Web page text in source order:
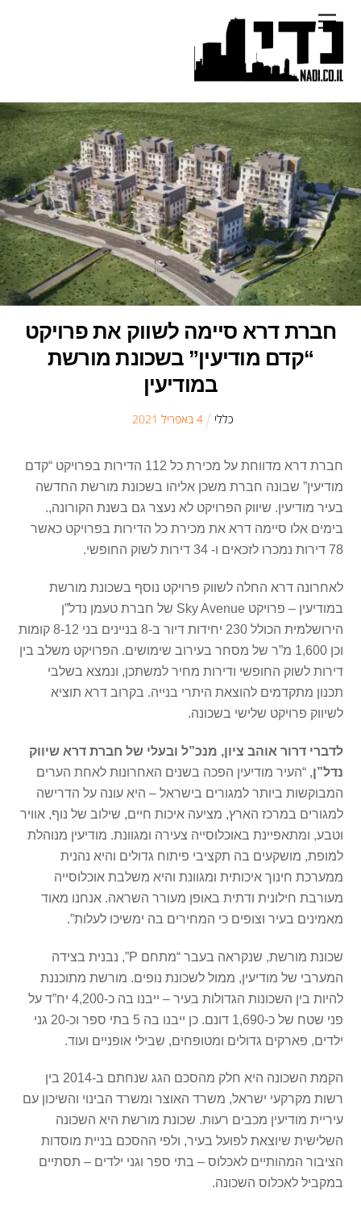
content
Menu
חברת דרא סיימה לשווק את פרויקט
“קדם מודיעין” בשכונת מורשת
במודיעין
כללי 4באפריל 2021
חברת דרא מדווחת על מכירת כל 112 הדירות בפרויקט “קדם
מודיעין” שבונה חברת משכן אליהו בשכונת מורשת החדשה
בעיר מודיעין. שיווק הפרויקט לא נעצר גם בשנת הקורונה,.
בימים אלו סיימה דרא את מכירת כל הדירות בפרויקט כאשר
78 דירות נמכרו לזכאים ו- 34 דירות לשוק החופשי.
לאחרונה דרא החלה לשווק פרויקט נוסף בשכונת מורשת
במודיעין – פרויקט Sky Avenue של חברת טעמן נדל”ן
הירושלמית הכולל 230 יחידות דיור ב-8 בניינים בני 8-12 קומות
וכן 1,600 מ”ר של מסחר בעירוב שימושים. הפרויקט משלב בין
דירות לשוק החופשי ודירות מחיר למשתכן, ונמצא בשלבי
תכנון מתקדמים להוצאת היתרי בנייה. בקרוב דרא תוציא
לשיווק פרויקט שלישי בשכונה.
לדברי דרור אוהב ציון, מנכ”ל ובעלי של חברת דרא שיווק
נדל”ן, “העיר מודיעין הפכה בשנים האחרונות לאחת הערים
המבוקשות ביותר למגורים בישראל – היא עונה על הדרישה
למגורים במרכז הארץ, מציעה איכות חיים, שילוב של נוף, אוויר
וטבע, ומתאפיינת באוכלוסייה צעירה ומגוונת. מודיעין מנוהלת
למופת, מושקעים בה תקציבי פיתוח גדולים והיא נהנית
ממערכת חינוך איכותית ומגוונת והיא משלבת אוכלוסייה
מעורבת חילונית ודתית באופן מעורר השראה. אנחנו מאוד
מאמינים בעיר וצופים כי המחירים בה ימשיכו לעלות”.
שכונת מורשת, שנקראה בעבר “מתחם P”, נבנית בצידה
המערבי של מודיעין, ממול לשכונת נופים. מורשת מתוכננת
להיות בין השכונות הגדולות בעיר – ייבנו בה כ-4,200 יח”ד על
פני שטח של כ-1,690 דונם. כן ייבנו בה 5 בתי ספר וכ-20 גני
ילדים, פארקים גדולים ומטופחים, שבילי אופניים ועוד.
הקמת השכונה היא חלק מהסכם הגג שנחתם ב-2014 בין
רשות מקרקעי ישראל, משרד האוצר ומשרד הבינוי והשיכון עם
עיריית מודיעין מכבים רעות. שכונת מורשת היא השכונה
השלישית שיוצאת לפועל בעיר, ולפי ההסכם בניית מוסדות
הציבור המהותיים לאכלוס – בתי ספר וגני ילדים – תסתיים
במקביל לאכלוס השכונה.